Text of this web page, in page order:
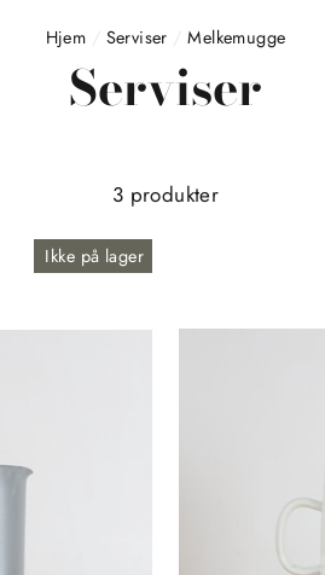
Hjem / Serviser / Melkemugge
Serviser
3 produkter
Ikke på lager